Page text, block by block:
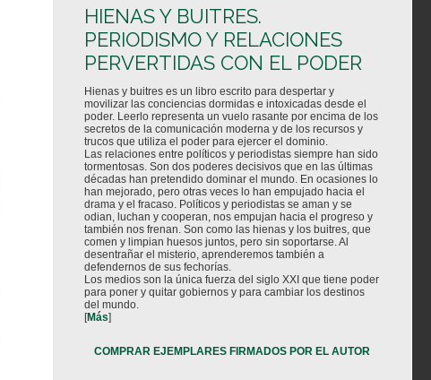
HIENAS Y BUITRES.
PERIODISMO Y RELACIONES
PERVERTIDAS CON EL PODER
Hienas y buitres es un libro escrito para despertar y
movilizar las conciencias dormidas e intoxicadas desde el
poder. Leerlo representa un vuelo rasante por encima de los
secretos de la comunicación moderna y de los recursos y
trucos que utiliza el poder para ejercer el dominio.
Las relaciones entre políticos y periodistas siempre han sido
tormentosas. Son dos poderes decisivos que en las últimas
décadas han pretendido dominar el mundo. En ocasiones lo
han mejorado, pero otras veces lo han empujado hacia el
drama y el fracaso. Políticos y periodistas se aman y se
odian, luchan y cooperan, nos empujan hacia el progreso y
también nos frenan. Son como las hienas y los buitres, que
comen y limpian huesos juntos, pero sin soportarse. Al
desentrañar el misterio, aprenderemos también a
defendernos de sus fechorías.
Los medios son la única fuerza del siglo XXI que tiene poder
para poner y quitar gobiernos y para cambiar los destinos
del mundo.
[Más]
COMPRAR EJEMPLARES FIRMADOS POR EL AUTOR